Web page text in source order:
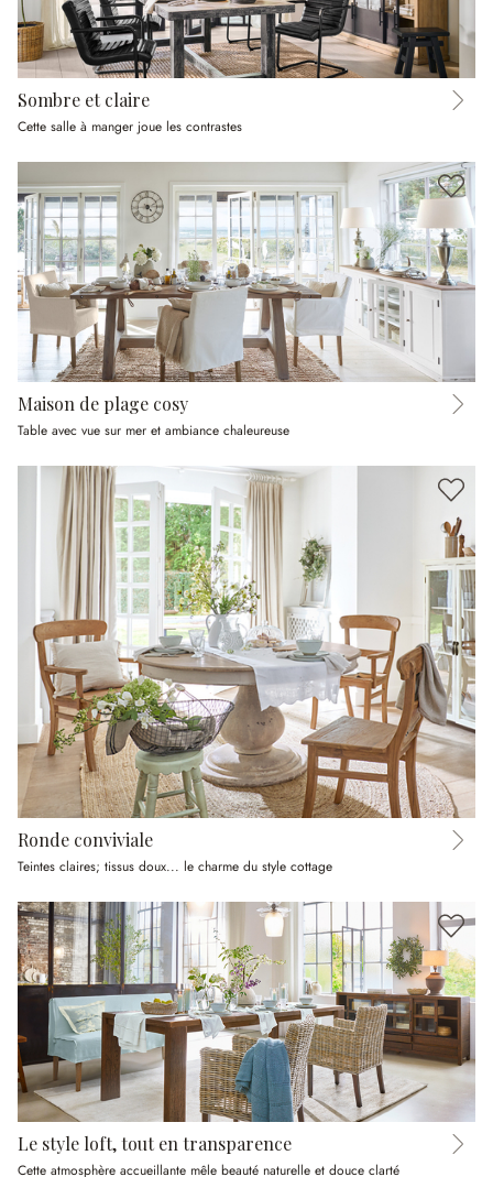
Sombre et claire
Cette salle à manger joue les contrastes
Maison de plage cosy
Table avec vue sur mer et ambiance chaleureuse
Ronde conviviale
Teintes claires; tissus doux... le charme du style cottage
Le style loft, tout en transparence
Cette atmosphère accueillante mêle beauté naturelle et douce clarté